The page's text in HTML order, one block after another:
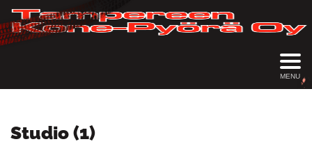
MENU
Studio (1)